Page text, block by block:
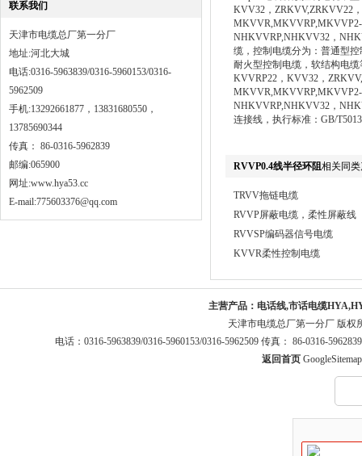
联系我们
天津市电缆总厂第一分厂
地址:河北大城
电话:0316-5963839/0316-5960153/0316-
5962509
手机:13292661877，13831680550，
13785690344
传真： 86-0316-5962839
邮编:065900
网址:www.hya53.cc
E-mail:775603376@qq.com
KVV32，ZRKVV,ZRKVV22
NHKVVRP,NHKVV32，
缆，控制电缆分为：普通型
耐火型控制电缆，软结构电
KVVRP22，KVV32，
NHKVVRP,NHKVV32，
连接线，执行标准：GB/
RVVP0.4线半径环阻相关同类
TRVV拖链电缆
RVVP屏蔽电缆，柔性屏蔽线
RVVSP编码器信号电缆
KVVR柔性控制电缆
主营产品： 电话线,市话电缆
天津市电缆总厂第一分厂 版权
电话：0316-5963839/0316-5960153/0316-5962509 传真： 86-0316-
返回首页 GoogleSitemap